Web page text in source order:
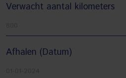
Verwacht aantal kilometers
Afhalen (Datum)